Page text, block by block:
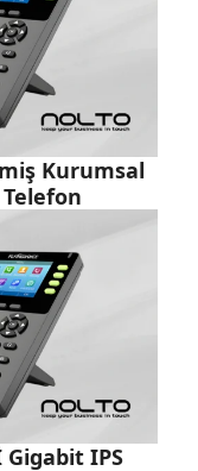
Kurumsal
Gigabit IPS